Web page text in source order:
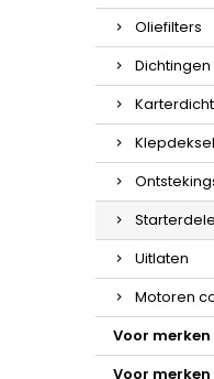
Oliefilters
Dichtingen
Uitlaten
Motoren
Voor merken
Voor merken